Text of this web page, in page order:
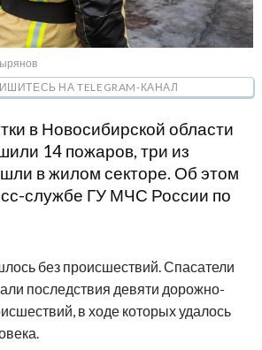
НА TELEGRAM-КАНАЛ
в Новосибирской области
14 пожаров, три из
в жилом секторе. Об этом
службе ГУ МЧС России по
без происшествий. Спасатели
последствия девяти дорожно-
в ходе которых удалось